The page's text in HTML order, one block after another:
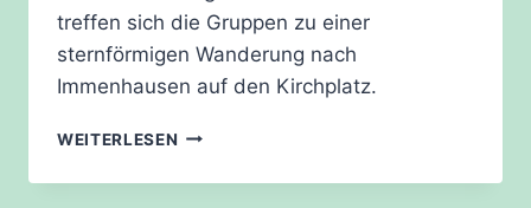
treffen sich die Gruppen zu einer
sternförmigen Wanderung nach
Immenhausen auf den Kirchplatz.
WEITERLESEN ÖKUMENISCHE